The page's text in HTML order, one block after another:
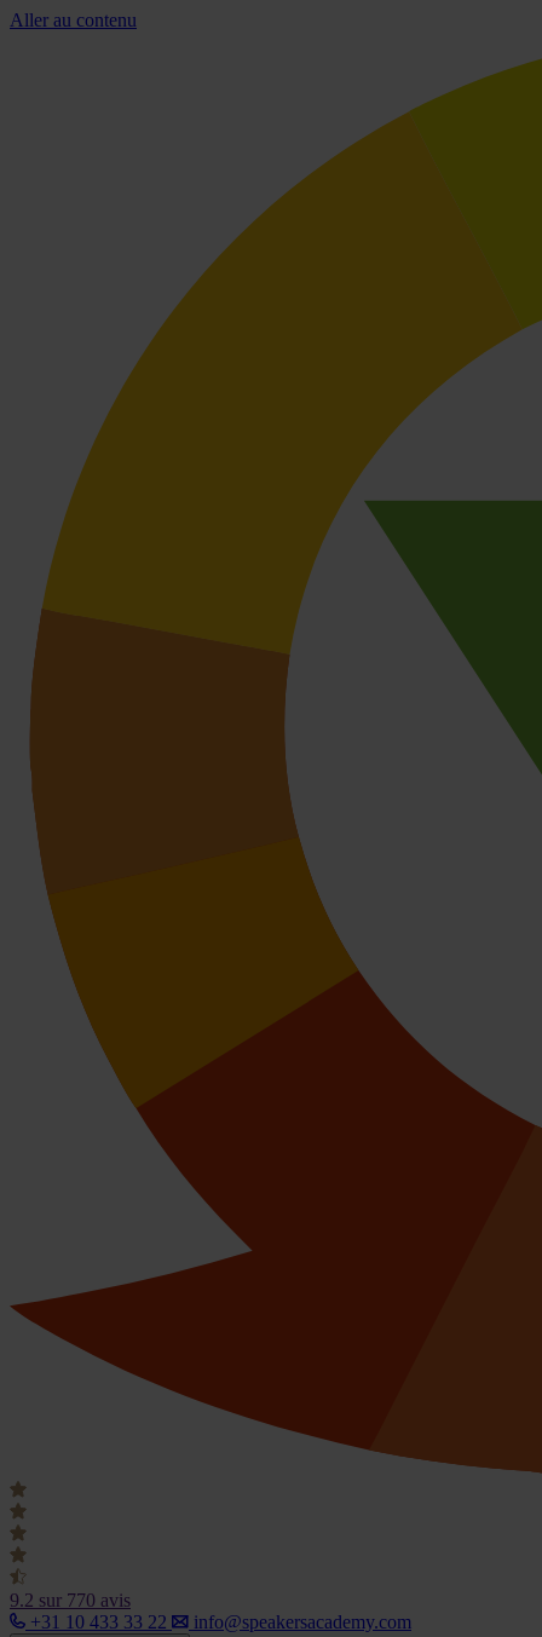
Aller au contenu
9.2 sur 770 avis
+31 10 433 33 22
info@speakersacademy.com